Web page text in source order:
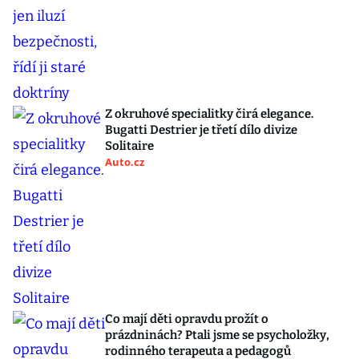
Z okruhové specialitky čirá elegance.
Bugatti Destrier je třetí dílo divize
Solitaire
Auto.cz
Co mají děti opravdu prožít o
prázdninách? Ptali jsme se psycholožky,
rodinného terapeuta a pedagogů